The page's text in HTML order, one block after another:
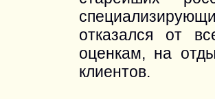
отказался от
оценкам, на
клиентов.